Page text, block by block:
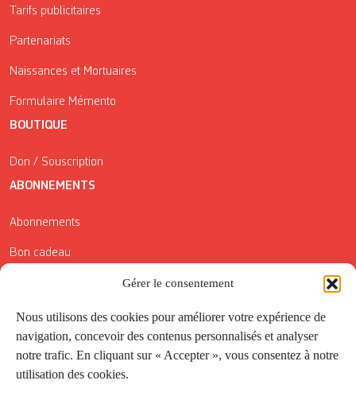
Gérer le consentement
Nous utilisons des cookies pour améliorer votre expérience de
navigation, concevoir des contenus personnalisés et analyser
notre trafic. En cliquant sur « Accepter », vous consentez à notre
utilisation des cookies.
Tarifs publicitaires
Partenariats
Naissances et Mortuaires
Formulaire Mémento
BOUTIQUE
Don / Souscription
ABONNEMENTS
Abonnements
Bon cadeau
Conditions générales de vente
Réductions de la Carte Côté Courrier
Application